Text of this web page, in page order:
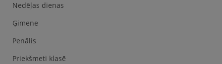
Nedēļas dienas
Ģimene
Penālis
Priekšmeti klasē